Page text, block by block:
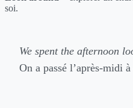
soi.
We spent the afternoon
On a passé l’après-midi